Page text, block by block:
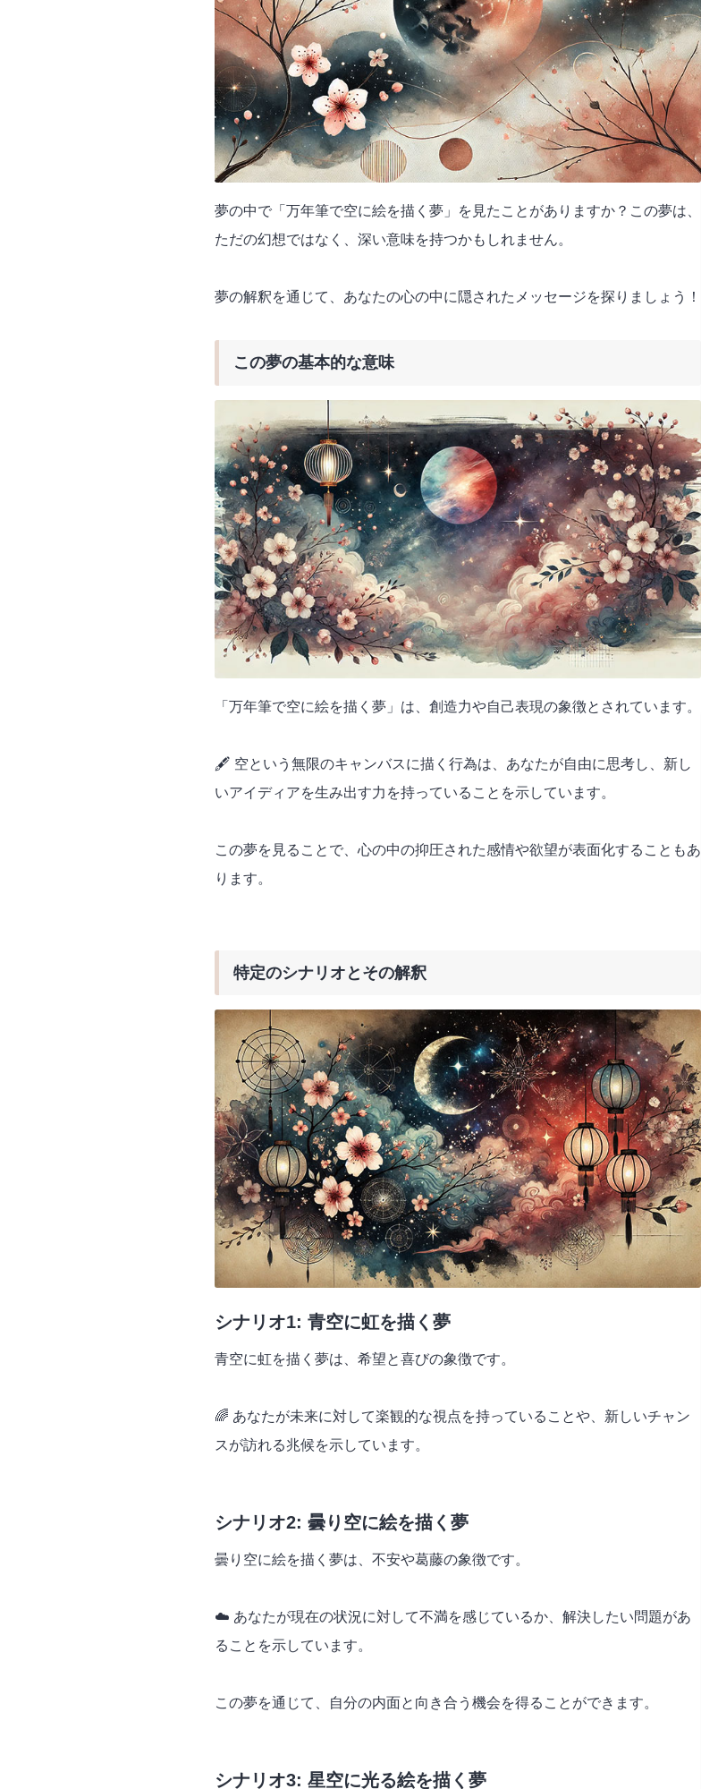
夢の中で「万年筆で空に絵を描く夢」を見たことがありますか？この夢は、
ただの幻想ではなく、深い意味を持つかもしれません。
夢の解釈を通じて、あなたの心の中に隠されたメッセージを探りましょう！
この夢の基本的な意味
「万年筆で空に絵を描く夢」は、創造力や自己表現の象徴とされています。
🖋️ 空という無限のキャンバスに描く行為は、あなたが自由に思考し、新し
いアイディアを生み出す力を持っていることを示しています。
この夢を見ることで、心の中の抑圧された感情や欲望が表面化することもあ
ります。
特定のシナリオとその解釈
シナリオ1: 青空に虹を描く夢
青空に虹を描く夢は、希望と喜びの象徴です。
🌈 あなたが未来に対して楽観的な視点を持っていることや、新しいチャン
スが訪れる兆候を示しています。
シナリオ2: 曇り空に絵を描く夢
曇り空に絵を描く夢は、不安や葛藤の象徴です。
☁️ あなたが現在の状況に対して不満を感じているか、解決したい問題があ
ることを示しています。
この夢を通じて、自分の内面と向き合う機会を得ることができます。
シナリオ3: 星空に光る絵を描く夢